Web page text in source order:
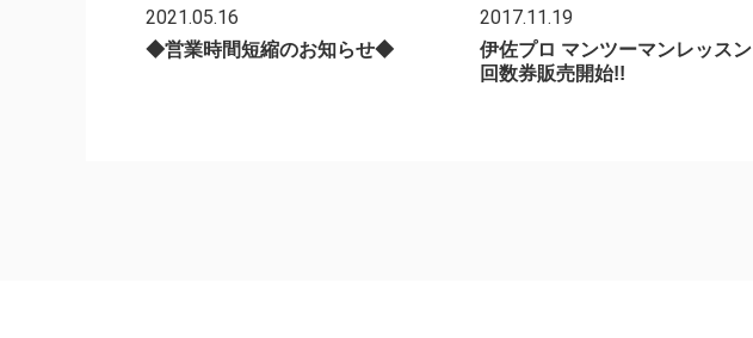
2021.05.16
◆営業時間短縮のお知らせ◆
2017.11.19
伊佐プロ マンツーマンレッスン
回数券販売開始!!